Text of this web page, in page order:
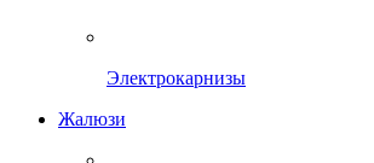
Электрокарнизы
Жалюзи